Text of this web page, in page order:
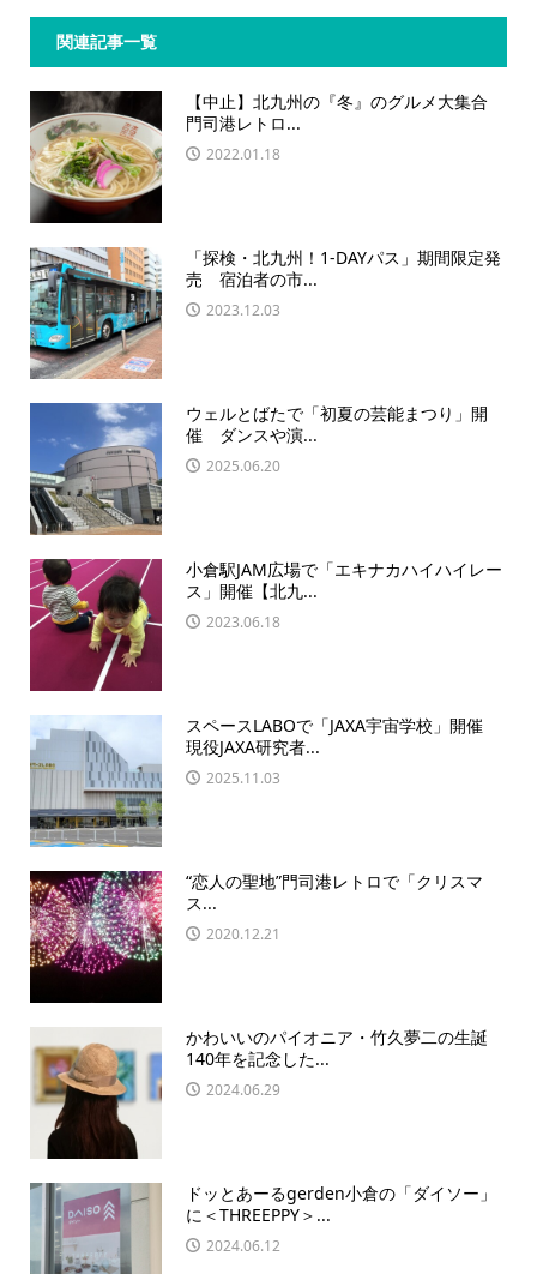
関連記事一覧
【中止】北九州の『冬』のグルメ大集合
門司港レトロ...
2022.01.18
「探検・北九州！1‐DAYパス」期間限定発
売 宿泊者の市...
2023.12.03
ウェルとばたで「初夏の芸能まつり」開
催 ダンスや演...
2025.06.20
小倉駅JAM広場で「エキナカハイハイレー
ス」開催【北九...
2023.06.18
スペースLABOで「JAXA宇宙学校」開催
現役JAXA研究者...
2025.11.03
“恋人の聖地”門司港レトロで「クリスマ
ス...
2020.12.21
かわいいのパイオニア・竹久夢二の生誕
140年を記念した...
2024.06.29
ドッとあーるgerden小倉の「ダイソー」
に＜THREEPPY＞...
2024.06.12